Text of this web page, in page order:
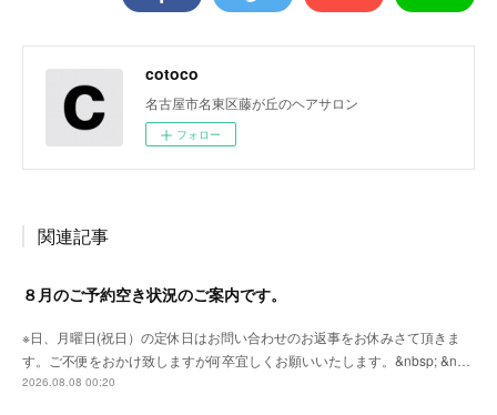
cotoco
名古屋市名東区藤が丘のヘアサロン
フォロー
関連記事
８月のご予約空き状況のご案内です。
※日、月曜日(祝日）の定休日はお問い合わせのお返事をお休みさて頂きま
す。ご不便をおかけ致しますが何卒宜しくお願いいたします。&nbsp; &n…
2026.08.08 00:20